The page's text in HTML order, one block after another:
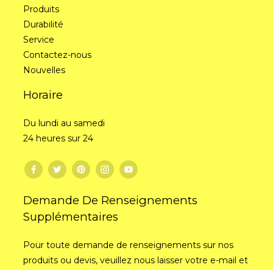
Produits
Durabilité
Service
Contactez-nous
Nouvelles
Horaire
Du lundi au samedi
24 heures sur 24
Demande De Renseignements
Supplémentaires
Pour toute demande de renseignements sur nos
produits ou devis, veuillez nous laisser votre e-mail et